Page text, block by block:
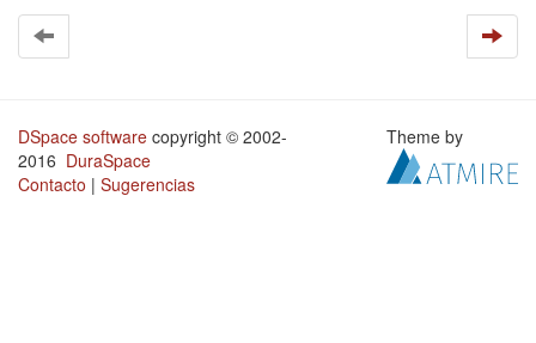
DSpace software copyright © 2002-
2016 DuraSpace
Contacto | Sugerencias
Theme by